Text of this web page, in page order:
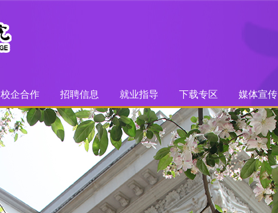
校企合作 招聘信息 就业指导 下载专区 媒体宣传